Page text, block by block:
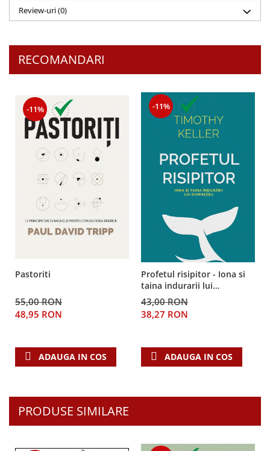
Review-uri(0)
RECOMANDARI
-11%
Pastoriti
55,00 RON
48,95 RON
ADAUGA IN COS
-11%
Profetul risipitor - Iona si
taina indurarii lui
Dumnezeu
43,00 RON
38,27 RON
ADAUGA IN COS
PRODUSE SIMILARE